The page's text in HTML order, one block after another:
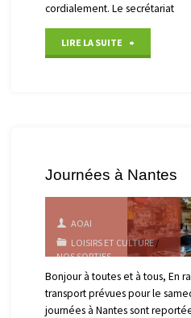
cordialement. Le secrétariat
LIRE LA SUITE "Visite
Journées à Nantes
AOAI
LOISIRS ET CULTURE/
NOS SORTIES
30 OCTOBRE 2018
Bonjour à toutes et à tous, En
transport prévues pour le
journées à Nantes sont